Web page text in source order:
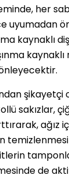
her
uyumadan
kaynaklı
şikayetçi
sakızlar,
ağız
de